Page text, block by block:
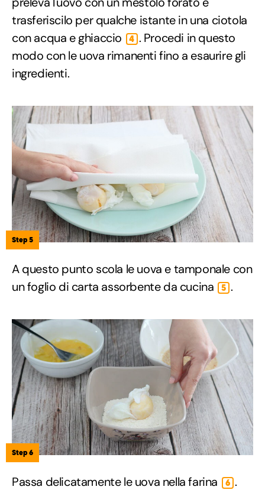
trasferiscilo per qualche istante in una ciotola
con acqua e ghiaccio
4 . Procedi in questo
modo con le uova rimanenti fino a esaurire gli
ingredienti.
Step 5
A questo punto scola le uova e tamponale con
un foglio di carta assorbente da cucina
5 .
Step 6
Passa delicatamente le uova nella farina 6 .